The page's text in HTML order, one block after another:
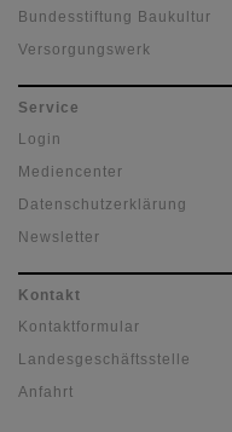
Bundesstiftung Baukultur
Versorgungswerk
Service
Login
Mediencenter
Datenschutzerklärung
Newsletter
Kontakt
Kontaktformular
Landesgeschäftsstelle
Anfahrt